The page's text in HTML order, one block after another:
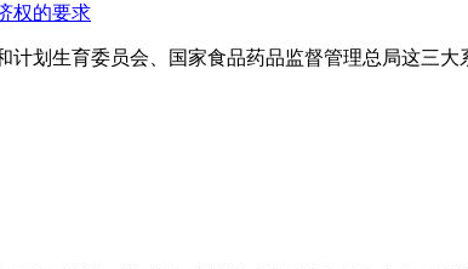
权的要求
划生育委员会、国家食品药品监督管理总局这三